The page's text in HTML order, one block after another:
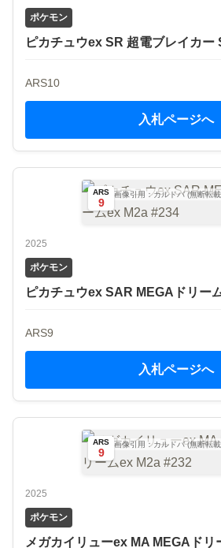
ポケモン
ピカチュウex SR 超電ブレイカー
ARS10
入札ページへ
ARS
9
画像引用：カルドバ (無断転
2025
ポケモン
ピカチュウex SAR MEGAドリー
ARS9
入札ページへ
ARS
9
画像引用：カルドバ (無断転
2025
ポケモン
メガカイリューex MA MEGAドリ